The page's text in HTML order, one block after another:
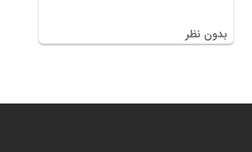
بدون نظر